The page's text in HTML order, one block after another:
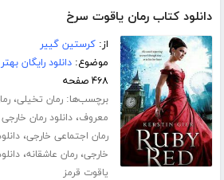
دانلود کتاب رمان یاقوت سرخ
از:کرستین گییر
موضوع:دانلود رایگان
۴۶۸ صفحه
برچسب‌ها:رمان تخیلی،
معروف،دانلود رمان
رمان اجتماعی خارجی،
خارجی،رمان عاشقانه،
یاقوت قرمز